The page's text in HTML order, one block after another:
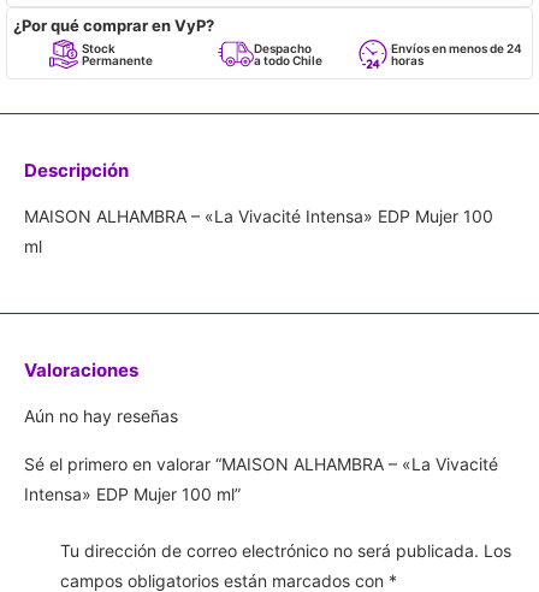
¿Por qué comprar en VyP?
Stock
Permanente
Despacho
a todo Chile
Envíos en menos de 24
horas
Descripción
MAISON ALHAMBRA – «La Vivacité Intensa» EDP Mujer 100
ml
Valoraciones
Aún no hay reseñas
Sé el primero en valorar “MAISON ALHAMBRA – «La Vivacité
Intensa» EDP Mujer 100 ml”
Tu dirección de correo electrónico no será publicada. Los
campos obligatorios están marcados con *